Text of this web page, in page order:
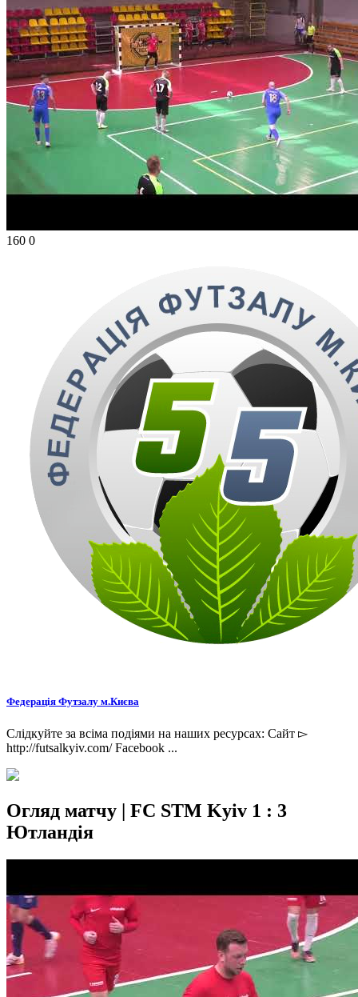
160 0
Федерація Футзалу м.Києва
Слідкуйте за всіма подіями на наших ресурсах: Сайт ▻
http://futsalkyiv.com/ Facebook ...
Огляд матчу | FC STM Kyiv 1 : 3
Ютландія